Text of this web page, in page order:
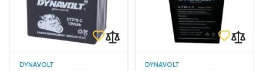
DYNAVOLT DYNAVOLT